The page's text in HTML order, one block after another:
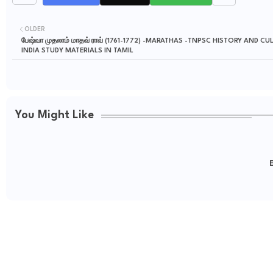
OLDER
பேஷ்வா முதலாம் மாதவ் ராவ் (1761-1772) -MARATHAS -TNPSC HISTORY AND
INDIA STUDY MATERIALS IN TAMIL
You Might Like